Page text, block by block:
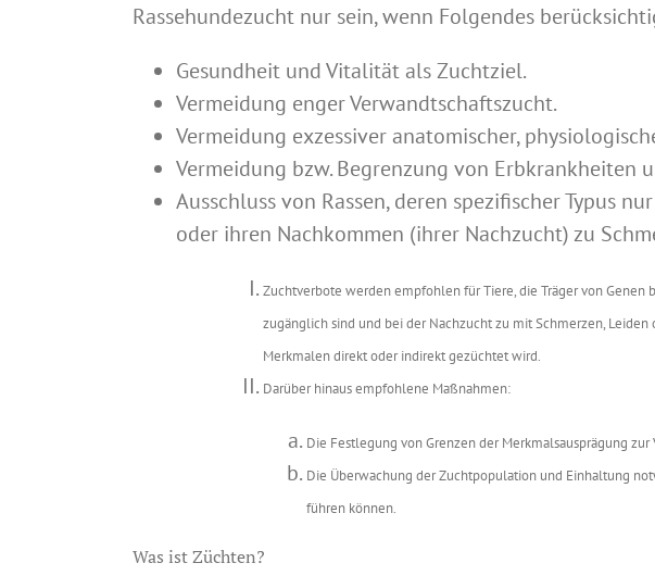
Rassehundezucht nur sein, wenn Folgendes
Gesundheit und Vitalität als Zuchtziel.
Vermeidung enger Verwandtschaftszucht.
Vermeidung exzessiver anatomischer,
Vermeidung bzw. Begrenzung von Erbkrankheiten
Ausschluss von Rassen, deren spezifischer Typus
oder ihren Nachkommen (ihrer Nachzucht) zu
Zuchtverbote werden empfohlen für Tiere, die Träger von
zugänglich sind und bei der Nachzucht zu mit Schmerzen,
Merkmalen direkt oder indirekt gezüchtet wird.
Darüber hinaus empfohlene Maßnahmen:
Die Festlegung von Grenzen der Merkmalsausprägung
Die Überwachung der Zuchtpopulation und Einhaltung
führen können.
Was ist Züchten?